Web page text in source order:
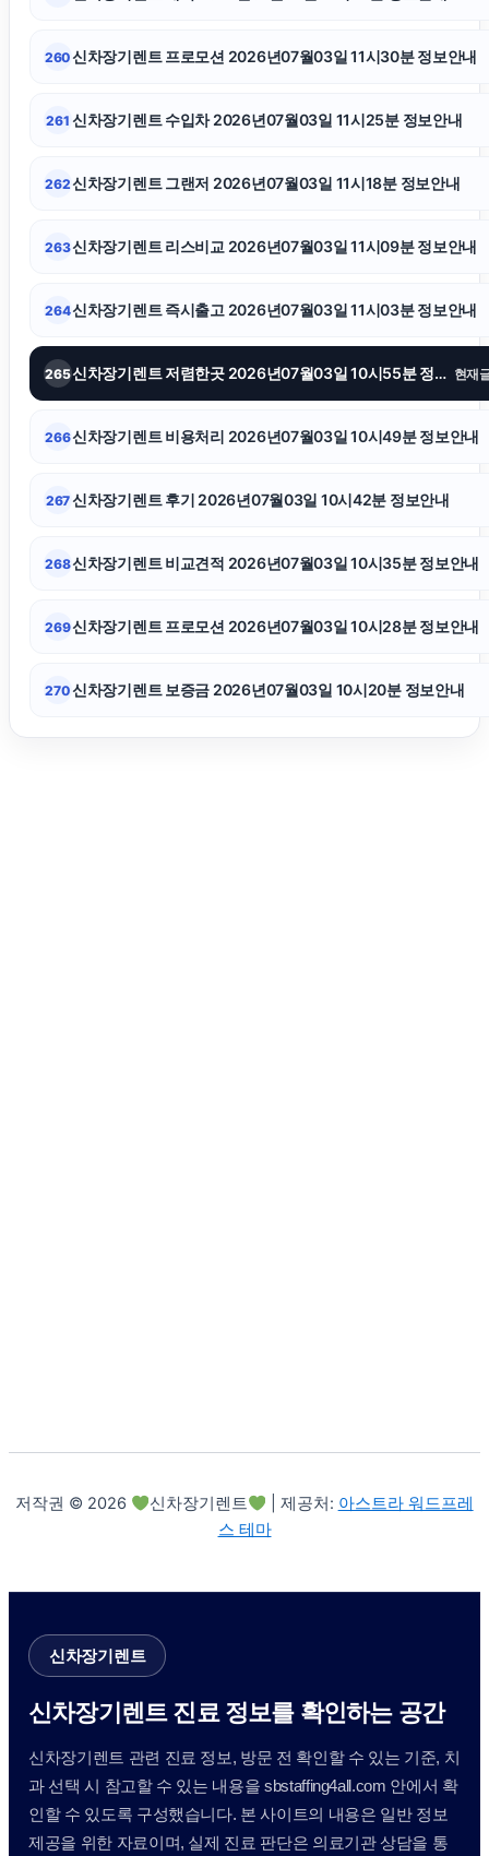
종로하수구막힘
상간남소송
휴대폰소액결제
260신차장기렌트 프로모션 2026년07월03일 11시30분 정보안내
261 신차장기렌트 수입차 2026년07월03일 11시25분 정보안내
262신차장기렌트 그랜저 2026년07월03일 11시18분 정보안내
263신차장기렌트 리스비교 2026년07월03일 11시09분 정보안내
264신차장기렌트 즉시출고 2026년07월03일 11시03분 정보안내
265 신차장기렌트 저렴한곳 2026년07월03일 10시55분 정보안내 현재
266신차장기렌트 비용처리 2026년07월03일 10시49분 정보안내
267신차장기렌트 후기 2026년07월03일 10시42분 정보안내
268신차장기렌트 비교견적 2026년07월03일 10시35분 정보안내
269신차장기렌트 프로모션 2026년07월03일 10시28분 정보안내
270신차장기렌트 보증금 2026년07월03일 10시20분 정보안내
저작권 © 2026 신차장기렌트 | 제공처: 아스트라 워드프레
스 테마
신차장기렌트
신차장기렌트 진료 정보를 확인하는 공간
신차장기렌트 관련 진료 정보, 방문 전 확인할 수 있는 기준, 치
과 선택 시 참고할 수 있는 내용을 sbstaffing4all.com 안에서 확
인할 수 있도록 구성했습니다. 본 사이트의 내용은 일반 정보
제공을 위한 자료이며, 실제 진료 판단은 의료기관 상담을 통